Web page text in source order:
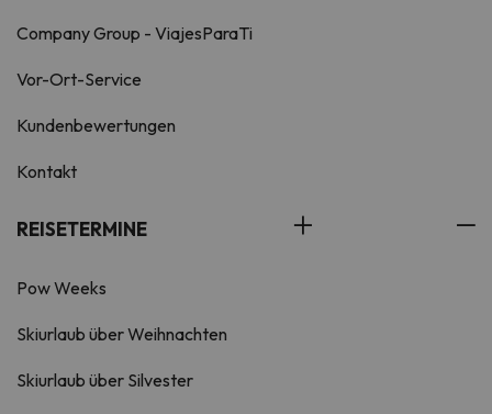
Company Group - ViajesParaTi
Vor-Ort-Service
Kundenbewertungen
Kontakt
REISETERMINE
Pow Weeks
Skiurlaub über Weihnachten
Skiurlaub über Silvester